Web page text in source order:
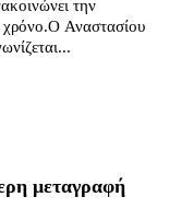
την
Αναστασίου
μεταγραφή